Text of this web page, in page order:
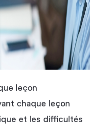
leçon
chaque leçon
et les difficultés